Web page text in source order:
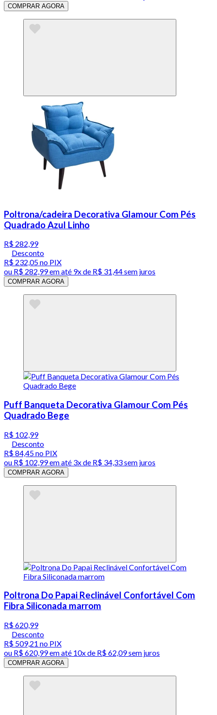
COMPRAR AGORA
Poltrona/cadeira Decorativa Glamour Com Pés
Quadrado Azul Linho
R$ 282,99
Desconto
R$ 232,05no PIX
ou R$ 282,99em até 9x de R$ 31,44 sem juros
COMPRAR AGORA
Puff Banqueta Decorativa Glamour Com Pés
Quadrado Bege
R$ 102,99
Desconto
R$ 84,45no PIX
ou R$ 102,99em até 3x de R$ 34,33 sem juros
COMPRAR AGORA
Poltrona Do Papai Reclinável Confortável Com
Fibra Siliconada marrom
R$ 620,99
Desconto
R$ 509,21 no PIX
ou R$ 620,99em até 10x de R$ 62,09 sem juros
COMPRAR AGORA